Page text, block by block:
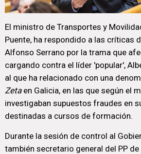
El ministro de Transportes y
Puente, ha respondido a las críticas
Alfonso Serrano por la trama que
cargando contra el líder 'popular',
al que ha relacionado con una
Zeta en Galicia, en las que según el
investigaban supuestos fraudes en
destinadas a cursos de formación.
Durante la sesión de control al
también secretario general del PP